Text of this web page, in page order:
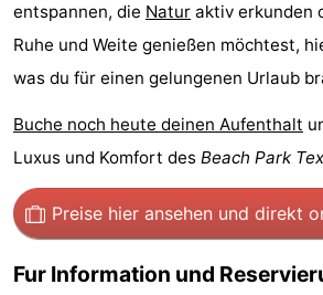
Surfen
Wattwandern
-
Sportangeln
Seehunden
und
trinken
Veranstaltungen
Praktisch
entspannen, die Natur aktiv erkunden
Ruhe und Weite genießen möchtest,
was du für einen gelungenen Urlaub
Buche noch heute deinen Aufenthalt
Luxus und Komfort des Beach Park
Preise hier ansehen und direkt
Fur Information und